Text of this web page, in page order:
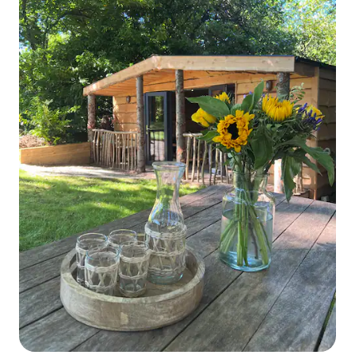
dengan berkesan di taman kami, jadi
walaupun anda benar-benar berasingan
dan dibiarkan menikmati penginapan
anda dalam privasi, kami biasanya tidak
terlalu jauh jika anda ada sebarang
soalan, dan sentiasa gembira untuk
membantu jika boleh! Stoke Fleming
ialah sebuah kampung Devon yang
mesra dan tenang berhampiran dengan
Blackpool Sands yang indah (berjalan kaki
singkat menuruni bukit). Ia mempunyai
pub yang hebat (The Green Dragon),
restoran popular (Radius 7), taman, kedai
kampung & pejabat pos yang dibuka
setiap hari, dan hotel (stoke Lodge) yang
dibuka kepada bukan pemastautin yang
mempunyai kolam renang dalaman dan
luaran. Kereta dinasihatkan di South
Hams, tetapi terdapat perkhidmatan bas
biasa (no.3) dari kampung ke Dartmouth
dan di sepanjang jalan pantai ke
Kingsbridge dan seterusnya ke
Plymouth. Stesen kereta api terdekat